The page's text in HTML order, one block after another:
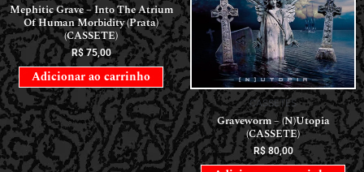
Mephitic Grave – Into The Atrium
Of Human Morbidity (Prata)
(CASSETE)
R$75,00
Adicionar ao carrinho
CASSETES
Graveworm – (N)Utopia
(CASSETE)
R$80,00